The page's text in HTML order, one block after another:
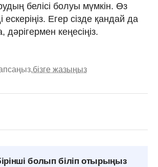
белісі болуы мүмкін. Өз
ескеріңіз. Егер сізде қандай да
дәрігермен кеңесіңіз.
бізге жазыңыз
болып біліп отырыңыз